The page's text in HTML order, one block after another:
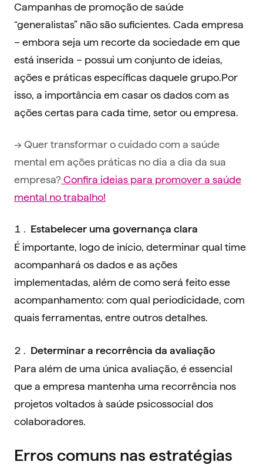
Campanhas de promoção de saúde
“generalistas” não são suficientes. Cada empresa
– embora seja um recorte da sociedade em que
está inserida – possui um conjunto de ideias,
ações e práticas específicas daquele grupo.Por
isso, a importância em casar os dados com as
ações certas para cada time, setor ou empresa.
→ Quer transformar o cuidado com a saúde
mental em ações práticas no dia a dia da sua
empresa?Confira ideias para promover a saúde
mental no trabalho!
Estabelecer uma governança clara
É importante, logo de início, determinar qual time
acompanhará os dados e as ações
implementadas, além de como será feito esse
acompanhamento: com qual periodicidade, com
quais ferramentas, entre outros detalhes.
Determinar a recorrência da avaliação
Para além de uma única avaliação, é essencial
que a empresa mantenha uma recorrência nos
projetos voltados à saúde psicossocial dos
colaboradores.
Erros comuns nas estratégias